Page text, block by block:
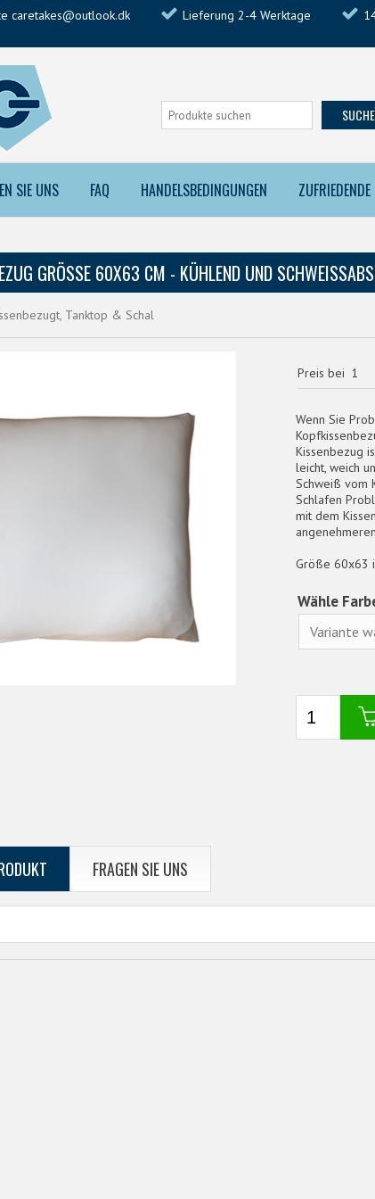
caretakes@outlook.dk Lieferung 2-4 Werktage
SIE UNS FAQ HANDELSBEDINGUNGEN
GRÖSSE 60X63 CM - KÜHLEND UND
Tanktop & Schal
Preis bei 1
Wenn Sie
Kissenbezug
leicht, weich
Schweiß vom
Schlafen
mit dem
Größe 60x63
Wähle
FRAGEN SIE UNS